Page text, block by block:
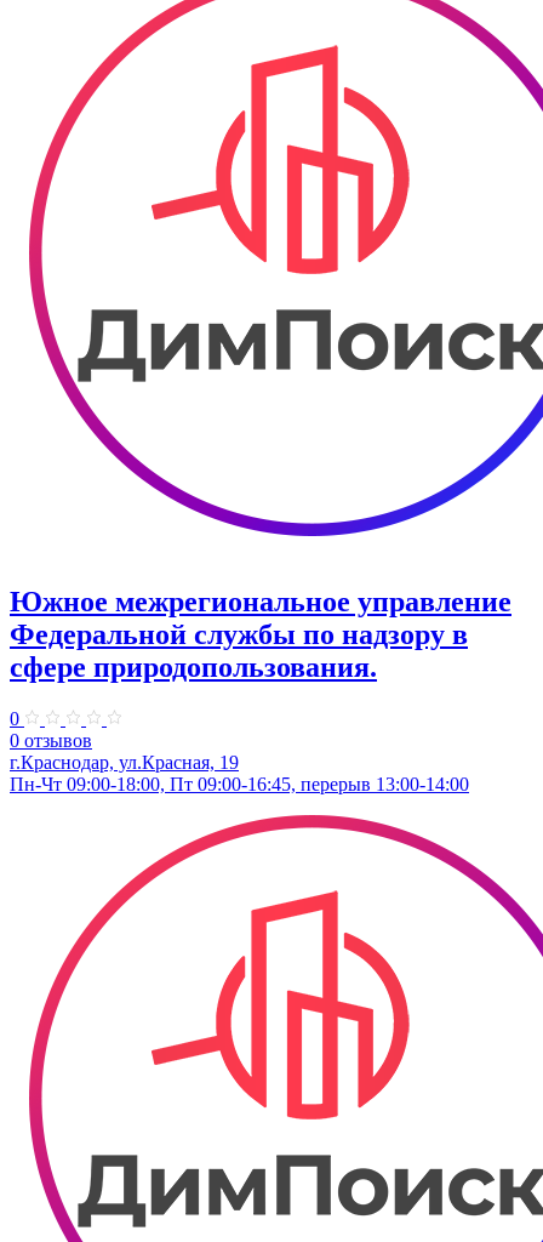
Южное межрегиональное управление
Федеральной службы по надзору в
сфере природопользования.
0
0 отзывов
г.Краснодар, ул.​Красная, 19
Пн-Чт 09:00-18:00, Пт 09:00-16:45, перерыв 13:00-14:00